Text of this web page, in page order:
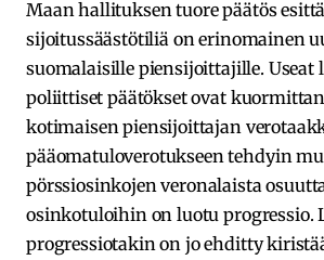
Maan hallituksen tuore päätös
sijoitussäästötiliä on erinomainen
suomalaisille piensijoittajille. Useat
poliittiset päätökset ovat
kotimaisen piensijoittajan
pääomatuloverotukseen tehdyin
pörssiosinkojen veronalaista
osinkotuloihin on luotu progressio.
progressiotakin on jo ehditty